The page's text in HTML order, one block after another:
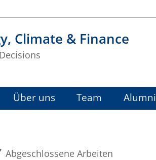
Climate & Finance
Über uns Team Alumni
Abgeschlossene Arbeiten